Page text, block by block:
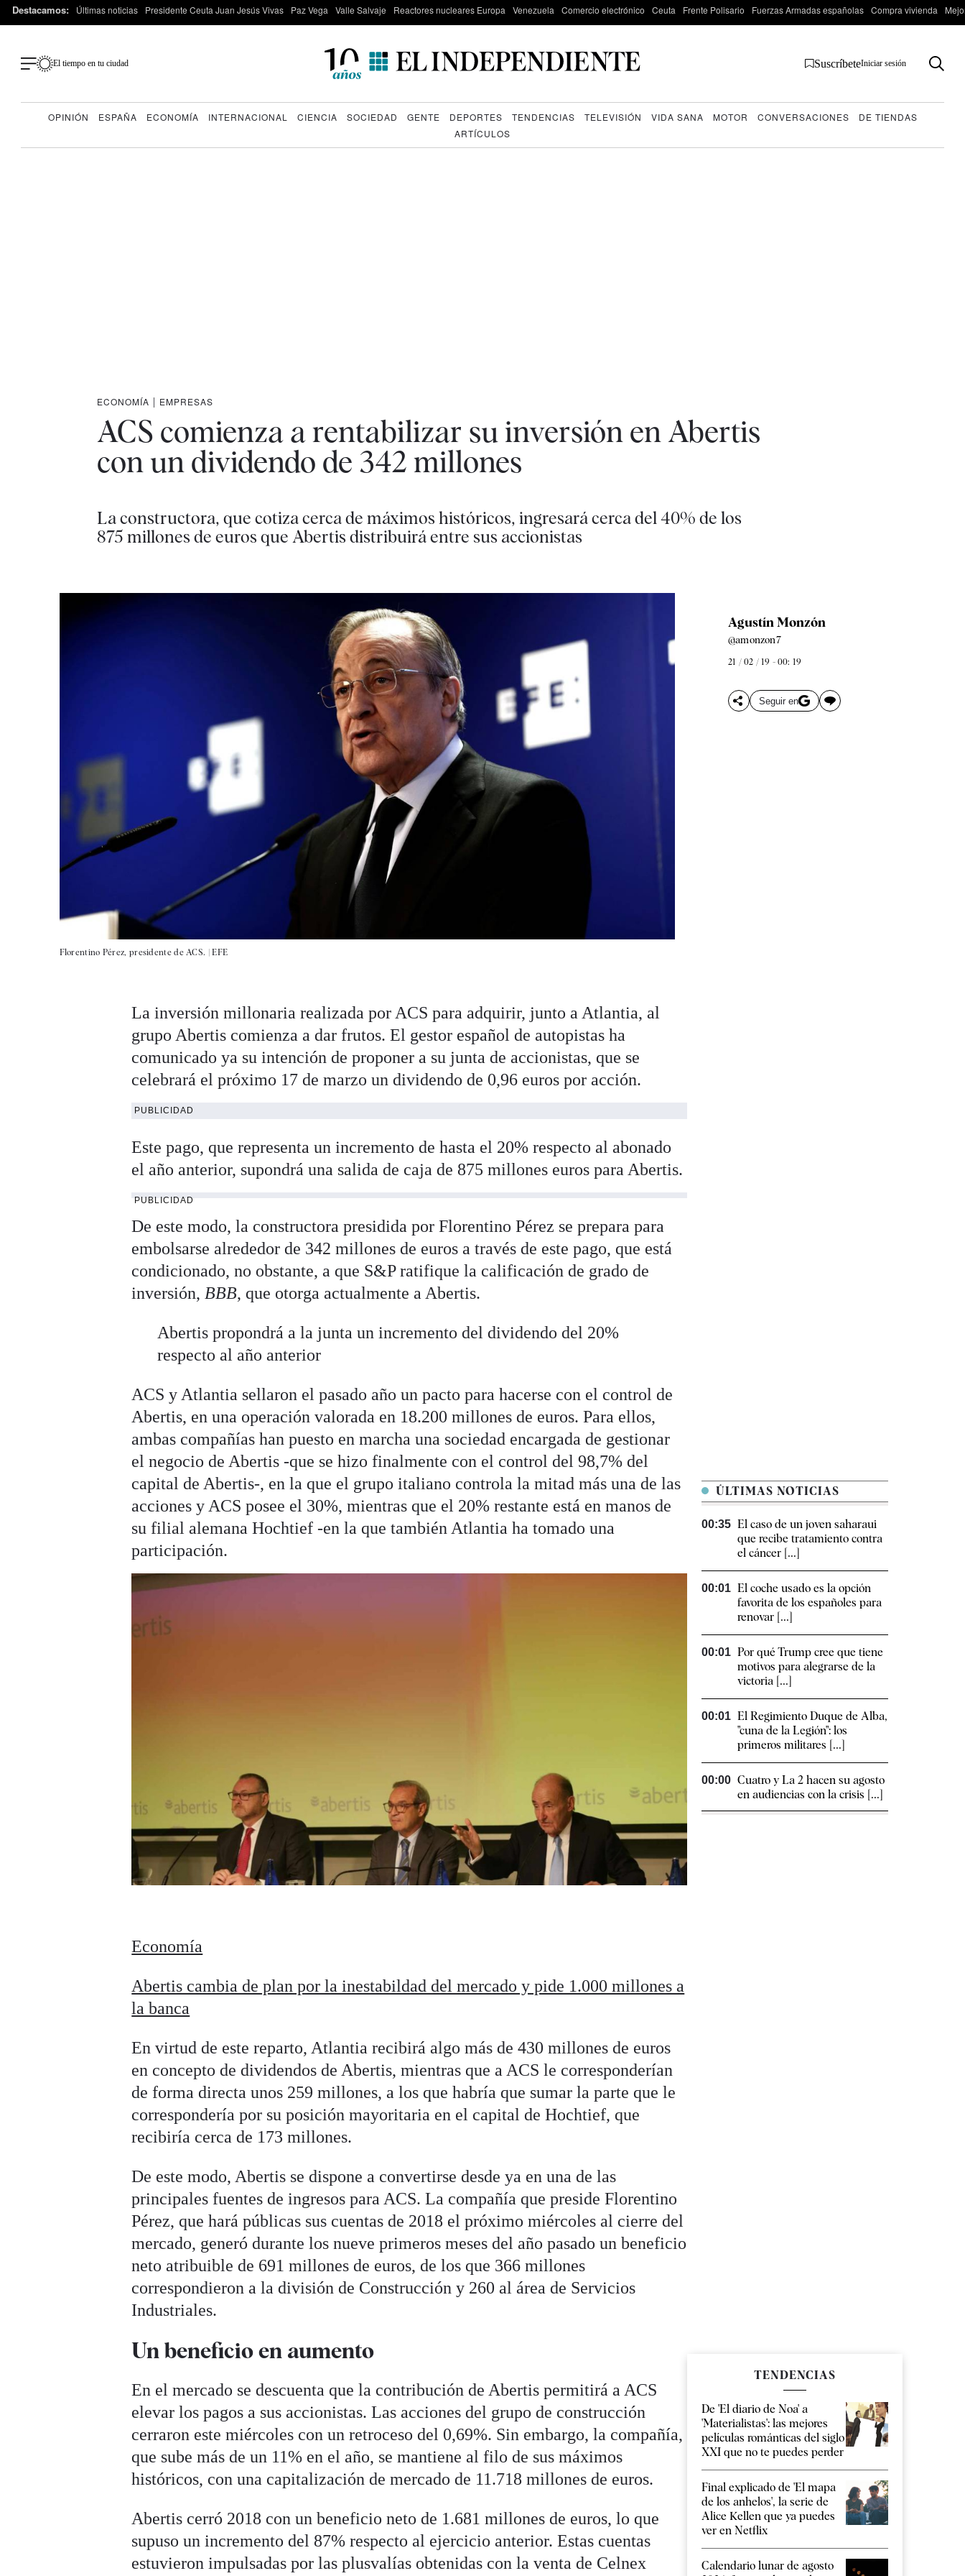
Destacamos: Últimas noticias Presidente Ceuta Juan Jesús Vivas Paz Vega Valle Salvaje Reactores nucleares Europa Venezuela Comercio electrónico Ceuta Frente Polisario Fuerzas Armadas españolas Compra vivienda
El tiempo en tu ciudad SuscríbeteIniciar sesión
OPINIÓN ESPAÑA ECONOMÍA INTERNACIONAL CIENCIA SOCIEDAD GENTE DEPORTES TENDENCIAS TELEVISIÓN VIDA SANA MOTOR CONVERSACIONES
DE TIENDAS
ARTÍCULOS
ECONOMÍA | EMPRESAS
ACS comienza a rentabilizar su inversión en Abertis
con un dividendo de 342 millones
La constructora, que cotiza cerca de máximos históricos, ingresará cerca del 40% de los
875 millones de euros que Abertis distribuirá entre sus accionistas
Florentino Pérez, presidente de ACS. |EFE
Agustín Monzón
@amonzon7
21 / 02 / 19 - 00: 19
Seguir en
La inversión millonaria realizada por ACS para adquirir, junto a Atlantia, al
grupo Abertis comienza a dar frutos. El gestor español de autopistas ha
comunicado ya su intención de proponer a su junta de accionistas, que se
celebrará el próximo 17 de marzo un dividendo de 0,96 euros por acción.
PUBLICIDAD
Este pago, que representa un incremento de hasta el 20% respecto al abonado
el año anterior, supondrá una salida de caja de 875 millones euros para Abertis.
PUBLICIDAD
De este modo, la constructora presidida por Florentino Pérez se prepara para
embolsarse alrededor de 342 millones de euros a través de este pago, que está
condicionado, no obstante, a que S&P ratifique la calificación de grado de
inversión, BBB, que otorga actualmente a Abertis.
Abertis propondrá a la junta un incremento del dividendo del 20%
respecto al año anterior
ACS y Atlantia sellaron el pasado año un pacto para hacerse con el control de
Abertis, en una operación valorada en 18.200 millones de euros. Para ellos,
ambas compañías han puesto en marcha una sociedad encargada de gestionar
el negocio de Abertis -que se hizo finalmente con el control del 98,7% del
capital de Abertis-, en la que el grupo italiano controla la mitad más una de las
acciones y ACS posee el 30%, mientras que el 20% restante está en manos de
su filial alemana Hochtief -en la que también Atlantia ha tomado una
participación.
Economía
Abertis cambia de plan por la inestabildad del mercado y pide 1.000 millones a
la banca
En virtud de este reparto, Atlantia recibirá algo más de 430 millones de euros
en concepto de dividendos de Abertis, mientras que a ACS le corresponderían
de forma directa unos 259 millones, a los que habría que sumar la parte que le
correspondería por su posición mayoritaria en el capital de Hochtief, que
recibiría cerca de 173 millones.
De este modo, Abertis se dispone a convertirse desde ya en una de las
principales fuentes de ingresos para ACS. La compañía que preside Florentino
Pérez, que hará públicas sus cuentas de 2018 el próximo miércoles al cierre del
mercado, generó durante los nueve primeros meses del año pasado un beneficio
neto atribuible de 691 millones de euros, de los que 366 millones
correspondieron a la división de Construcción y 260 al área de Servicios
Industriales.
Un beneficio en aumento
En el mercado se descuenta que la contribución de Abertis permitirá a ACS
elevar los pagos a sus accionistas. Las acciones del grupo de construcción
cerraron este miércoles con un retroceso del 0,69%. Sin embargo, la compañía,
que sube más de un 11% en el año, se mantiene al filo de sus máximos
históricos, con una capitalización de mercado de 11.718 millones de euros.
Abertis cerró 2018 con un beneficio neto de 1.681 millones de euros, lo que
supuso un incremento del 87% respecto al ejercicio anterior. Estas cuentas
estuvieron impulsadas por las plusvalías obtenidas con la venta de Celnex
ÚLTIMAS NOTICIAS
00:35 El caso de un joven saharaui
que recibe tratamiento contra
el cáncer [...]
00:01 El coche usado es la opción
favorita de los españoles para
renovar [...]
00:01 Por qué Trump cree que tiene
motivos para alegrarse de la
victoria [...]
00:01 El Regimiento Duque de Alba,
"cuna de la Legión": los
primeros militares [...]
00:00 Cuatro y La 2 hacen su agosto
en audiencias con la crisis [...]
TENDENCIAS
De 'El diario de Noa' a
'Materialistas': las mejores
películas románticas del siglo
XXI que no te puedes perder
Final explicado de 'El mapa
de los anhelos', la serie de
Alice Kellen que ya puedes
ver en Netflix
Calendario lunar de agosto